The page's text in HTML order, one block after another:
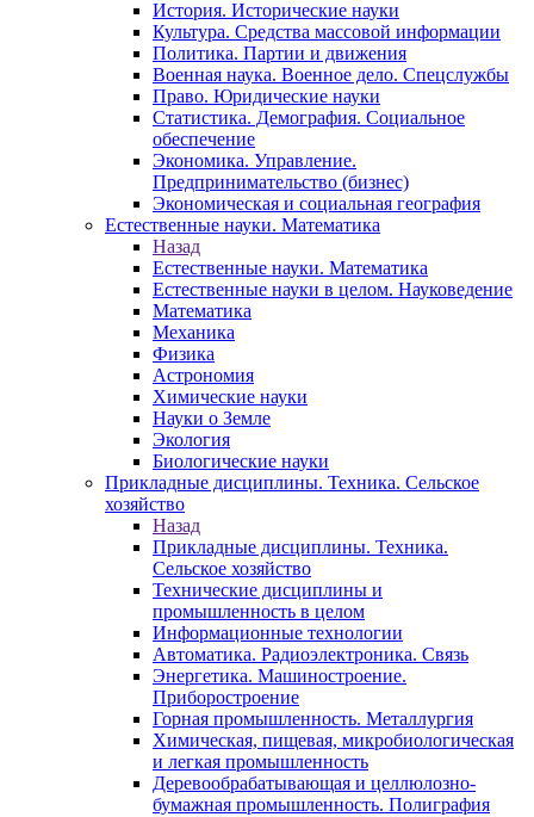
История. Исторические науки
Культура. Средства массовой информации
Политика. Партии и движения
Военная наука. Военное дело. Спецслужбы
Право. Юридические науки
Статистика. Демография. Социальное
обеспечение
Экономика. Управление.
Предпринимательство (бизнес)
Экономическая и социальная география
Естественные науки. Математика
Назад
Естественные науки. Математика
Естественные науки в целом. Науковедение
Математика
Механика
Физика
Астрономия
Химические науки
Науки о Земле
Экология
Биологические науки
Прикладные дисциплины. Техника. Сельское
хозяйство
Назад
Прикладные дисциплины. Техника.
Сельское хозяйство
Технические дисциплины и
промышленность в целом
Информационные технологии
Автоматика. Радиоэлектроника. Связь
Энергетика. Машиностроение.
Приборостроение
Горная промышленность. Металлургия
Химическая, пищевая, микробиологическая
и легкая промышленность
Деревообрабатывающая и целлюлозно-
бумажная промышленность. Полиграфия